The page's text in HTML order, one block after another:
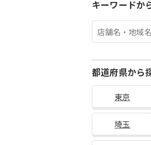
キーワードか
都道府県から
東京
埼玉